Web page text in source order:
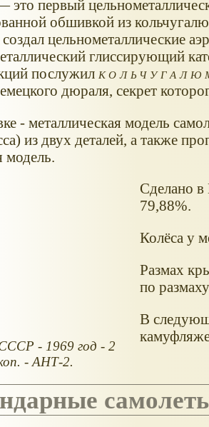
это первый
обшивкой из
цельнометаллические
глиссирующий
послужил
дюраля, секрет
- металлическая модель
из двух деталей, а также
модель.
- 1969 год - 2
- АНТ-2.
Сделано в
79,88%.
Колёса у
Размах
по
В